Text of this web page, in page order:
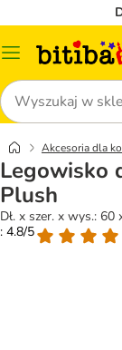
Menu
Szukaj
Akcesoria dla
Legowisko
Plush
Dł. x szer. x wys.: 60
: 4.8/5